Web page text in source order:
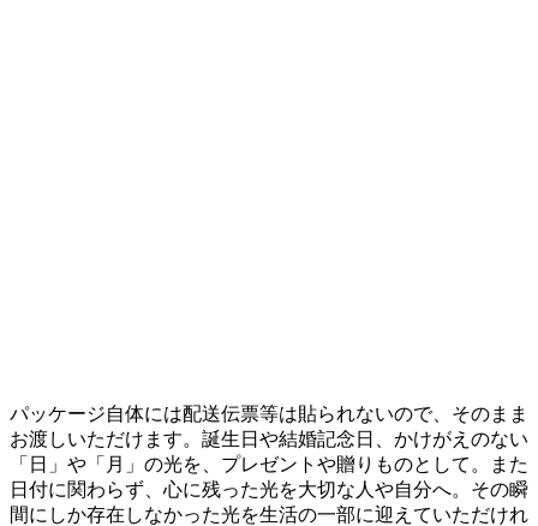
パッケージ自体には配送伝票等は貼られないので、そのまま
お渡しいただけます。誕生日や結婚記念日、かけがえのない
「日」や「月」の光を、プレゼントや贈りものとして。また
日付に関わらず、心に残った光を大切な人や自分へ。その瞬
間にしか存在しなかった光を生活の一部に迎えていただけれ